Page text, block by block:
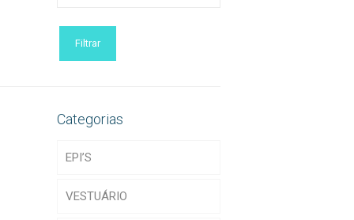
Filtrar
Categorias
EPI’S
Acessórios de EPI
VESTUÁRIO